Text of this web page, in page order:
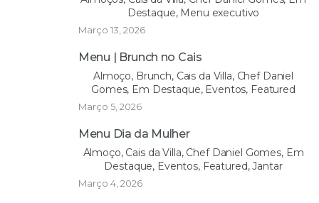
Destaque, Menu executivo
Março 13, 2026
Menu | Brunch no Cais
Almoço, Brunch, Cais da Villa, Chef Daniel
Gomes, Em Destaque, Eventos, Featured
Março 5, 2026
Menu Dia da Mulher
Almoço, Cais da Villa, Chef Daniel Gomes, Em
Destaque, Eventos, Featured, Jantar
Março 4, 2026